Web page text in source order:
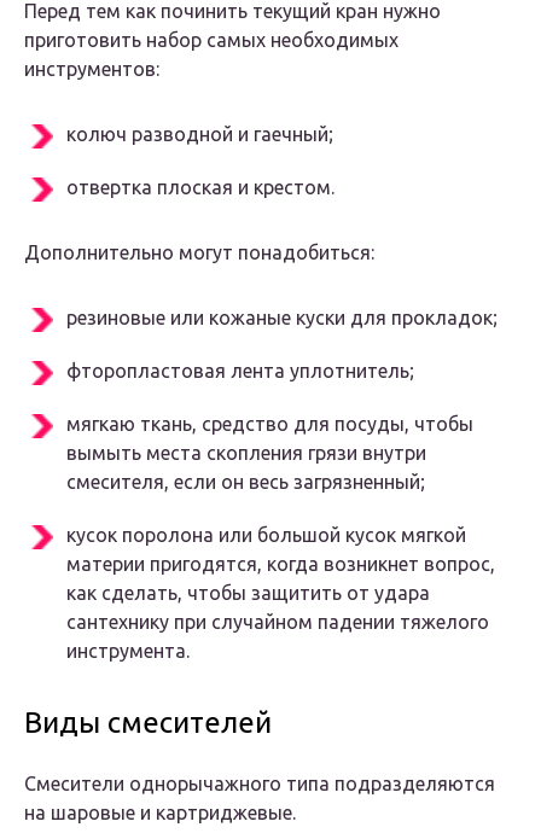
Перед тем как починить текущий кран нужно
приготовить набор самых необходимых
инструментов:
колюч разводной и гаечный;
отвертка плоская и крестом.
Дополнительно могут понадобиться:
резиновые или кожаные куски для прокладок;
фторопластовая лента уплотнитель;
мягкаю ткань, средство для посуды, чтобы
вымыть места скопления грязи внутри
смесителя, если он весь загрязненный;
кусок поролона или большой кусок мягкой
материи пригодятся, когда возникнет вопрос,
как сделать, чтобы защитить от удара
сантехнику при случайном падении тяжелого
инструмента.
Виды смесителей
Смесители однорычажного типа подразделяются
на шаровые и картриджевые.